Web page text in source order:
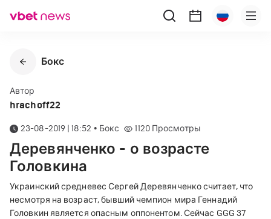
Бокс
Автор
hrachoff22
23-08-2019 | 18:52 • Бокс 1120 Просмотры
Деревянченко - о возрасте
Головкина
Украинский средневес Сергей Деревянченко считает, что
несмотря на возраст, бывший чемпион мира Геннадий
Головкин является опасным оппонентом. Сейчас GGG 37